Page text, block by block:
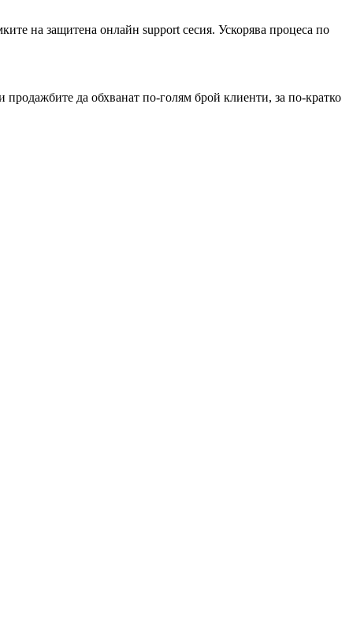
на защитена онлайн support сесия. Ускорява процеса по
да обхванат по-голям брой клиенти, за по-кратко